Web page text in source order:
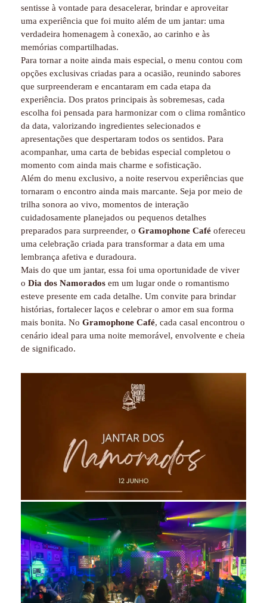
sentisse à vontade para desacelerar, brindar e aproveitar
uma experiência que foi muito além de um jantar: uma
verdadeira homenagem à conexão, ao carinho e às
memórias compartilhadas.
Para tornar a noite ainda mais especial, o menu contou com
opções exclusivas criadas para a ocasião, reunindo sabores
que surpreenderam e encantaram em cada etapa da
experiência. Dos pratos principais às sobremesas, cada
escolha foi pensada para harmonizar com o clima romântico
da data, valorizando ingredientes selecionados e
apresentações que despertaram todos os sentidos. Para
acompanhar, uma carta de bebidas especial completou o
momento com ainda mais charme e sofisticação.
Além do menu exclusivo, a noite reservou experiências que
tornaram o encontro ainda mais marcante. Seja por meio de
trilha sonora ao vivo, momentos de interação
cuidadosamente planejados ou pequenos detalhes
preparados para surpreender, o Gramophone Café ofereceu
uma celebração criada para transformar a data em uma
lembrança afetiva e duradoura.
Mais do que um jantar, essa foi uma oportunidade de viver
o Dia dos Namorados em um lugar onde o romantismo
esteve presente em cada detalhe. Um convite para brindar
histórias, fortalecer laços e celebrar o amor em sua forma
mais bonita. No Gramophone Café, cada casal encontrou o
cenário ideal para uma noite memorável, envolvente e cheia
de significado.